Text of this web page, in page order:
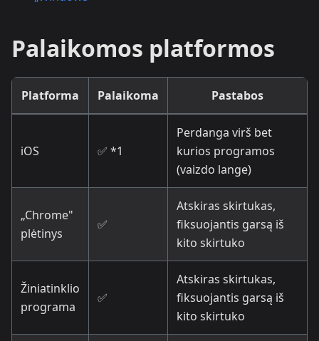
Palaikomos platformos
Platforma Palaikoma Pastabos
iOS ✅ *1
Perdanga virš bet
kurios programos
(vaizdo lange)
„Chrome"
plėtinys
✅
Atskiras skirtukas,
fiksuojantis garsą iš
kito skirtuko
Žiniatinklio
programa
✅
Atskiras skirtukas,
fiksuojantis garsą iš
kito skirtuko